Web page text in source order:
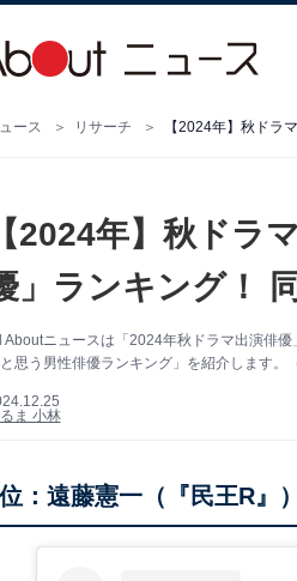
ース リサーチ 【2024年】秋ドラ
【2024年】秋ドラ
」ランキング！
Aboutニュースは「2024年秋ドラマ出演俳
思う男性俳優ランキング」を紹介します。
ま 小林
：遠藤憲一（『民王R』）